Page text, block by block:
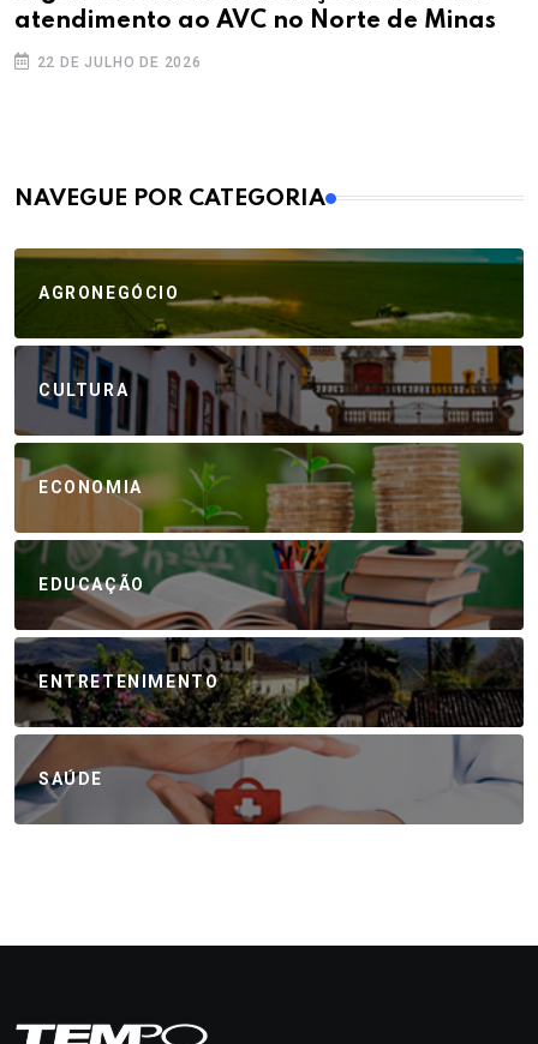
atendimento ao AVC no Norte de Minas
22 DE JULHO DE 2026
MAIS VISTOS
NAVEGUE POR CATEGORIA
AGRONEGÓCIO
CULTURA
ECONOMIA
EDUCAÇÃO
ENTRETENIMENTO
SAÚDE